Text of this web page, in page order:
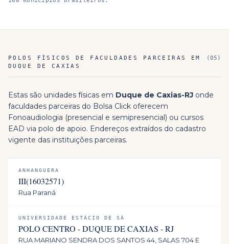
POLOS FÍSICOS DE FACULDADES PARCEIRAS EM
DUQUE DE CAXIAS
(05 )
Estas são unidades físicas em Duque de Caxias-RJ onde
faculdades parceiras do Bolsa Click oferecem
Fonoaudiologia (presencial e semipresencial) ou cursos
EAD via polo de apoio. Endereços extraídos do cadastro
vigente das instituições parceiras.
ANHANGUERA
III(16032571)
Rua Paraná
UNIVERSIDADE ESTÁCIO DE SÁ
POLO CENTRO - DUQUE DE CAXIAS - RJ
RUA MARIANO SENDRA DOS SANTOS 44, SALAS 704 E